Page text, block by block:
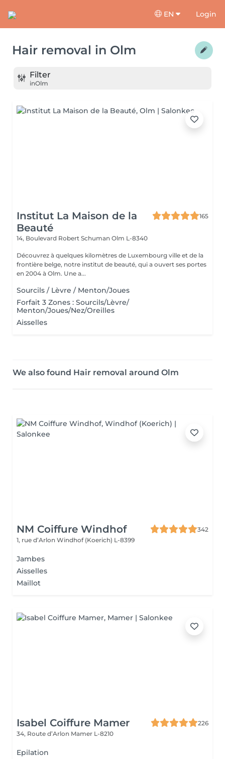
EN Login
Hair removal in Olm
Filter
inOlm
Institut La Maison de la
Beauté
165
14, Boulevard Robert Schuman Olm L-8340
Découvrez à quelques kilomètres de Luxembourg ville et de la
frontière belge, notre institut de beauté, qui a ouvert ses portes
en 2004 à Olm. Une a...
Sourcils / Lèvre / Menton/Joues
Forfait 3 Zones : Sourcils/Lèvre/
Menton/Joues/Nez/Oreilles
Aisselles
We also found Hair removal around Olm
NM Coiffure Windhof
342
1, rue d’Arlon Windhof (Koerich) L-8399
Jambes
Aisselles
Maillot
Isabel Coiffure Mamer
226
34, Route d’Arlon Mamer L-8210
Epilation